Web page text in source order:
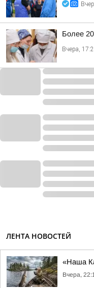
Более
Вчера,
ЛЕНТА НОВОСТЕЙ
«Наша
Вчера,